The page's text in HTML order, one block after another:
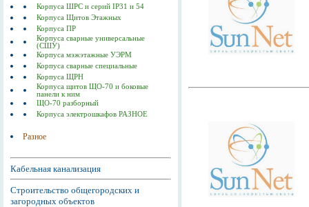
Корпуса ШРС и серий IP31 и 54
Корпуса Щитов Этажных
Корпуса ПР
Корпуса сварные универсальные
(СШУ)
Корпуса мэжэтажные УЭРМ
Корпуса сварные специальные
Корпуса ЩРН
Корпуса щитов ЩО-70 и боковые
панели к ним
ЩО-70 разборный
Корпуса электрошкафов РАЗНОЕ
Разное
Кабельная канализация
Строительство общегородских и
загородных объектов